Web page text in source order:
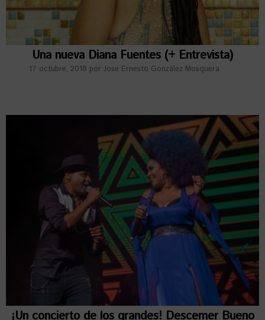
Una nueva Diana Fuentes (+ Entrevista)
17 octubre, 2018 por Jose Ernesto González Mosquera
¡Un concierto de los grandes! Descemer Bueno